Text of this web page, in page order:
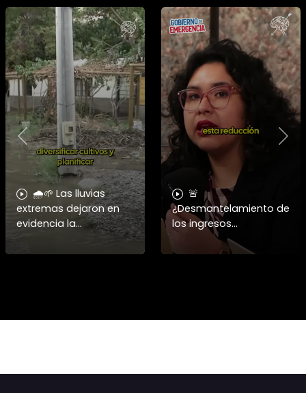
🌧️🌱 Las lluvias
extremas dejaron en
evidencia la
vulnerabilidad del
campo chileno.
🚨
¿Desmantelamiento de
los ingresos
municipales o
beneficio fiscal
Previous